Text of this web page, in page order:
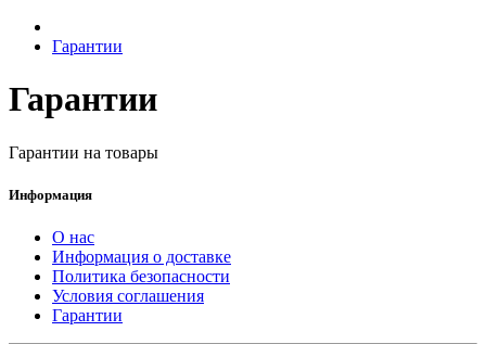
Гарантии
Гарантии
Гарантии на товары
Информация
О нас
Информация о доставке
Политика безопасности
Условия соглашения
Гарантии